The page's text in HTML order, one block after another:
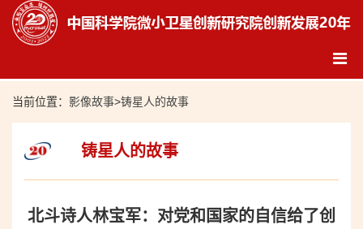
当前位置： 影像故事>铸星人的故事
铸星人的故事
北斗诗人林宝军：对党和国家的自信给了创